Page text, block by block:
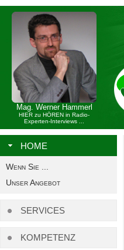
Mag. Werner Hammerl
HIER zu HÖREN in Radio-
Experten-Interviews ...
HOME
Wenn Sie ...
Unser Angebot
SERVICES
KOMPETENZ